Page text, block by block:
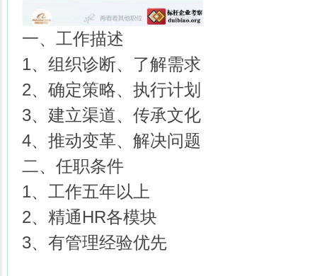
一、工作描述
1、组织诊断、了解需求
2、确定策略、执行计划
3、建立渠道、传承文化
4、推动变革、解决问题
二、任职条件
1、工作五年以上
2、精通HR各模块
3、有管理经验优先